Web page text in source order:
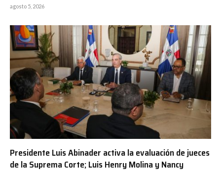
agosto 5, 2026
Presidente Luis Abinader activa la evaluación de jueces
de la Suprema Corte; Luis Henry Molina y Nancy